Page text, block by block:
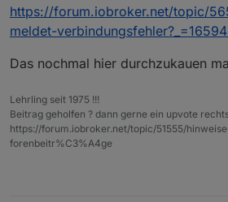
https://forum.iobroker.net/topic/
meldet-
Das nochmal hier durchzukauen
Lehrling seit 1975 !!!
Beitrag geholfen ? dann gerne ein upvote
https://forum.iobroker.net/topic/51555/
forenbeitr%C3%A4ge